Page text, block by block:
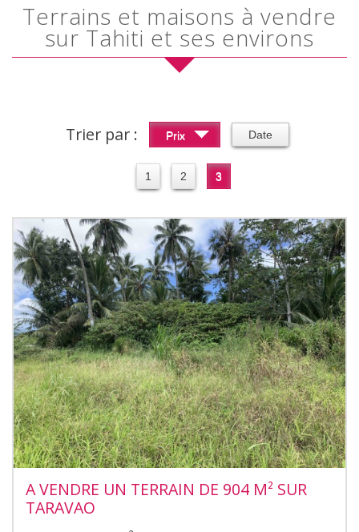
Terrains et maisons à vendre
sur Tahiti et ses environs
Trier par : Prix Date
1 2 3
A VENDRE UN TERRAIN DE 904 M² SUR
TARAVAO